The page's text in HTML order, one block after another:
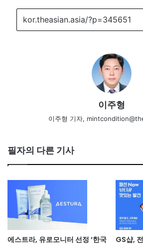
이주형
이주형 기자,
필자의 다른 기사
에스트라, 유로모니터 선정 ‘한국
GS샵,